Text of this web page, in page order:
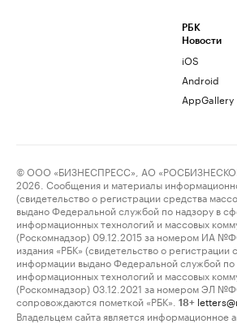
РБК
Новости
iOS
Android
AppGallery
© ООО «БИЗНЕСПРЕСС», АО
2026. Сообщения и материалы
(свидетельство о регистрации средства
выдано Федеральной службой по надзору в
информационных технологий и массовых
(Роскомнадзор) 09.12.2015 за номером ИА
издания «РБК» (свидетельство о регистрации
информации выдано Федеральной службой по
информационных технологий и массовых
(Роскомнадзор) 03.12.2021 за номером ЭЛ
сопровождаются пометкой «РБК».
18+
Владельцем сайта является информационное